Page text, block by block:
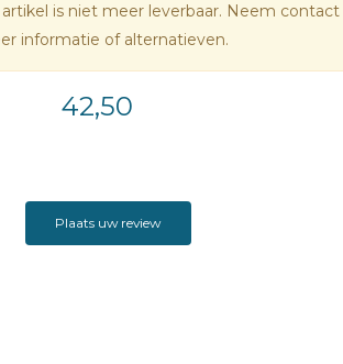
is niet meer leverbaar. Neem
informatie of alternatieven.
42,50
Plaats uw review